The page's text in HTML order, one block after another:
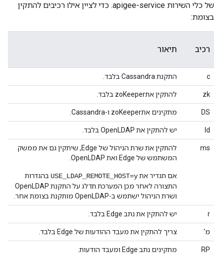
של כלי השירות apigee-service. כדי לציין אילו רכיבים להתקין
בצומת:
רכיב תיאור
c התקנת Cassandra בלבד.
zk להתקין אתzoKeeper בלבד.
DS מתקינים אתzoKeeper ו-Cassandra.
ld יש להתקין את OpenLDAP בלבד.
ms
להתקין את שרת הניהול של Edge, שיתקין גם את ממשק
המשתמש של Edge ואת OpenLDAP.
אם תגדיר אתUSE_LDAP_REMOTE_HOST=y בהגדרות
התצורה לאחר מכן המערכת תדלג על התקנת OpenLDAP
ושרת הניהול ישתמש ב-OpenLDAP מותקנת בצומת אחר.
r יש להתקין את נתב Edge בלבד.
מ' צריך להתקין את מעבד ההודעות של Edge בלבד.
RP מתקינים נתב Edge ומעבד הודעות.